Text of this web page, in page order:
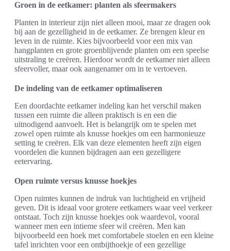
Groen in de eetkamer: planten als sfeermakers
Planten in interieur zijn niet alleen mooi, maar ze dragen ook
bij aan de gezelligheid in de eetkamer. Ze brengen kleur en
leven in de ruimte. Kies bijvoorbeeld voor een mix van
hangplanten en grote groenblijvende planten om een speelse
uitstraling te creëren. Hierdoor wordt de eetkamer niet alleen
sfeervoller, maar ook aangenamer om in te vertoeven.
De indeling van de eetkamer optimaliseren
Een doordachte eetkamer indeling kan het verschil maken
tussen een ruimte die alleen praktisch is en een die
uitnodigend aanvoelt. Het is belangrijk om te spelen met
zowel open ruimte als knusse hoekjes om een harmonieuze
setting te creëren. Elk van deze elementen heeft zijn eigen
voordelen die kunnen bijdragen aan een gezelligere
eetervaring.
Open ruimte versus knusse hoekjes
Open ruimtes kunnen de indruk van luchtigheid en vrijheid
geven. Dit is ideaal voor grotere eetkamers waar veel verkeer
ontstaat. Toch zijn knusse hoekjes ook waardevol, vooral
wanneer men een intieme sfeer wil creëren. Men kan
bijvoorbeeld een hoek met comfortabele stoelen en een kleine
tafel inrichten voor een ontbijthoekje of een gezellige